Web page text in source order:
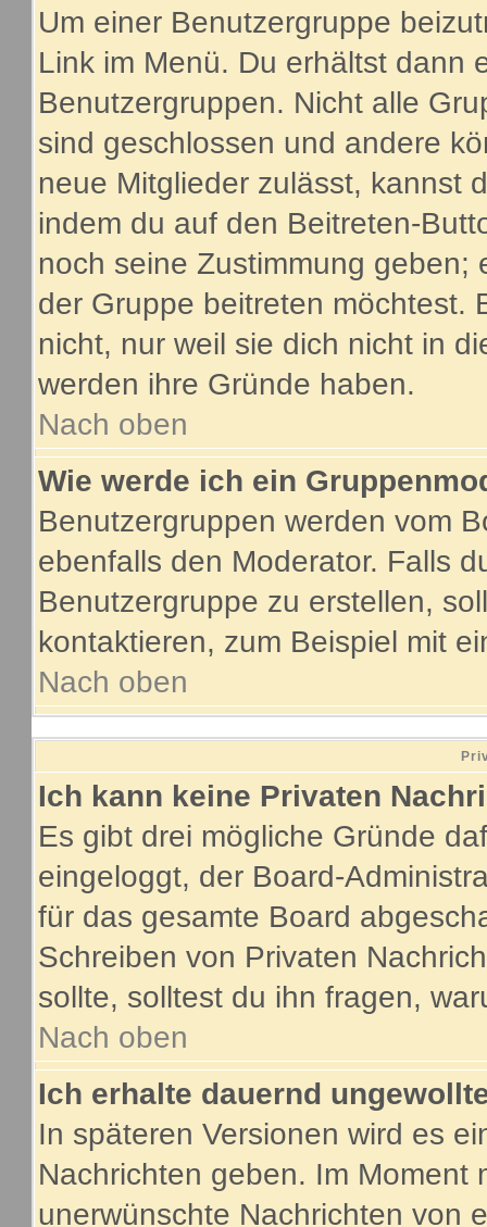
Um einer Benutzergruppe
Link im Menü. Du erhältst dann
Benutzergruppen. Nicht alle
sind geschlossen und andere
neue Mitglieder zulässt, kannst
indem du auf den Beitreten-
noch seine Zustimmung geben;
der Gruppe beitreten möchtest.
nicht, nur weil sie dich nicht in
werden ihre Gründe haben.
Nach oben
Wie werde ich ein
Benutzergruppen werden vom
ebenfalls den Moderator. Falls
Benutzergruppe zu erstellen,
kontaktieren, zum Beispiel mit
Nach oben
Ich kann keine Privaten
Es gibt drei mögliche Gründe
eingeloggt, der Board-
für das gesamte Board
Schreiben von Privaten
sollte, solltest du ihn fragen,
Nach oben
Ich erhalte dauernd
In späteren Versionen wird es
Nachrichten geben. Im Moment
unerwünschte Nachrichten von